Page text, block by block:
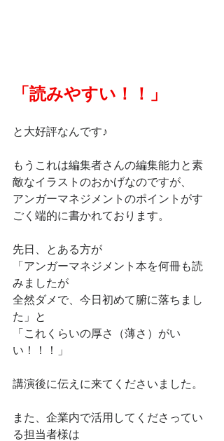
「読みやすい！！」
と大好評なんです♪
もうこれは編集者さんの編集能力と素
敵なイラストのおかげなのですが、
アンガーマネジメントのポイントがす
ごく端的に書かれております。
先日、とある方が
「アンガーマネジメント本を何冊も読
みましたが
全然ダメで、今日初めて腑に落ちまし
た」と
「これくらいの厚さ（薄さ）がい
い！！！」
講演後に伝えに来てくださいました。
また、企業内で活用してくださってい
る担当者様は